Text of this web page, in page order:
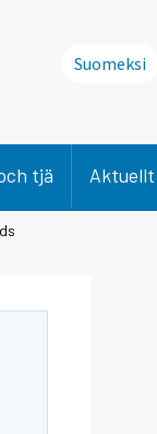
Suomeksi
tjä Aktuellt